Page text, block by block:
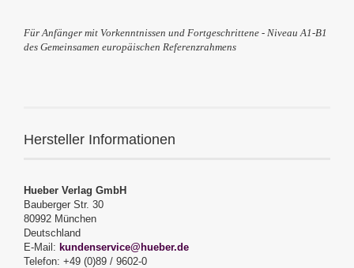
Für Anfänger mit Vorkenntnissen und Fortgeschrittene - Niveau A1-B1
des Gemeinsamen europäischen Referenzrahmens
Hersteller Informationen
Hueber Verlag GmbH
Bauberger Str. 30
80992 München
Deutschland
E-Mail: kundenservice@hueber.de
Telefon: +49 (0)89 / 9602-0